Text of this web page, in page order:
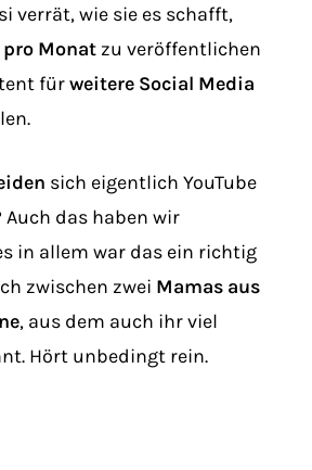
verrät, wie sie es schafft,
pro Monat zu veröffentlichen
fürweitere Social Media
sich eigentlich YouTube
das haben wir
in allem war das ein richtig
zwischen zwei Mamas aus
, aus dem auch ihr viel
Hört unbedingt rein.